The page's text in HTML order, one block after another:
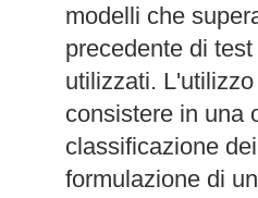
modelli che
precedente di
utilizzati.
consistere in una
classificazione
formulazione di